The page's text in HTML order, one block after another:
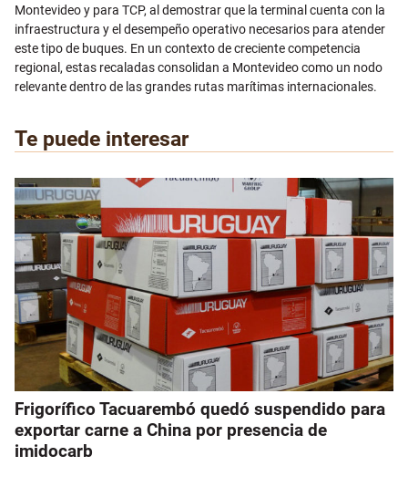
Montevideo y para TCP, al demostrar que la terminal cuenta con la
infraestructura y el desempeño operativo necesarios para atender
este tipo de buques. En un contexto de creciente competencia
regional, estas recaladas consolidan a Montevideo como un nodo
relevante dentro de las grandes rutas marítimas internacionales.
Te puede interesar
Frigorífico Tacuarembó quedó suspendido para
exportar carne a China por presencia de
imidocarb